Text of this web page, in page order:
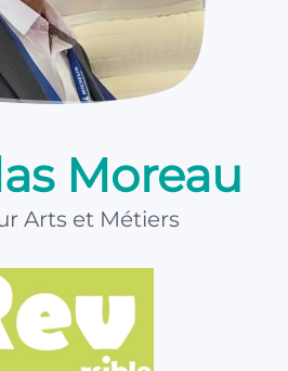
Moreau
Arts et Métiers